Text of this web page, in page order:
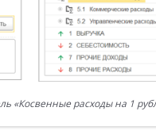
«Косвенные расходы на 1